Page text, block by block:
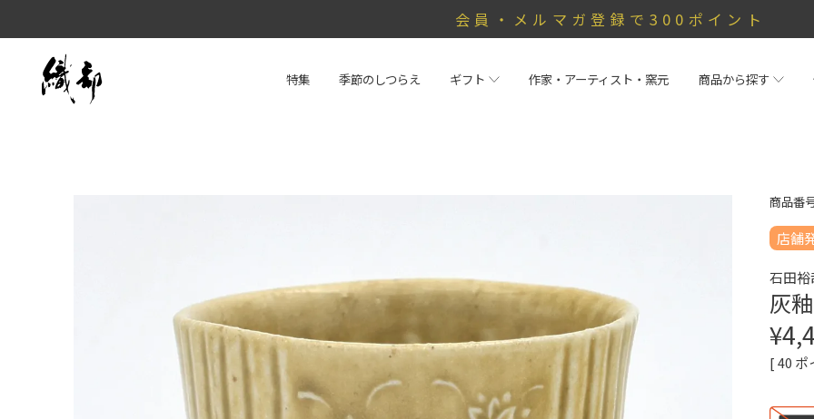
会員・メルマガ登録で300ポイント
特集 季節のしつらえ ギフト 作家・アーティスト・窯元 商品から探す
商品番
店舗
石田裕
灰
¥
[40 ポ